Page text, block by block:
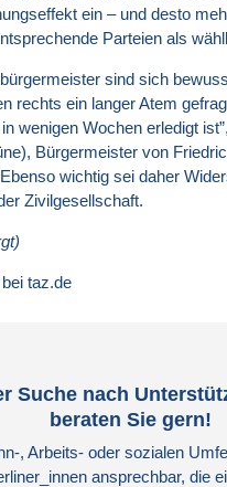
ein – und desto
Parteien als
sind sich
rechts ein langer Atem
wenigen Wochen erledigt
Bürgermeister von
wichtig sei daher
Zivilgesellschaft.
taz.de
Suche nach
beraten Sie gern!
, Arbeits- oder sozialen
ansprechbar, die